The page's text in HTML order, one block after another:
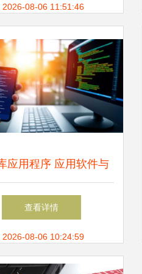
玩家共狂欢
2026-08-06 11:51:46
应用程序 应用软件与
机软硬件的协同协奏
查看详情
2026-08-06 10:24:59